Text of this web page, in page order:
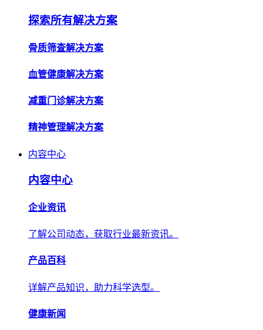
探索所有解决方案
骨质筛查解决方案
血管健康解决方案
减重门诊解决方案
精神管理解决方案
内容中心
内容中心
企业资讯
了解公司动态，获取行业最新资讯。
产品百科
详解产品知识，助力科学选型。
健康新闻